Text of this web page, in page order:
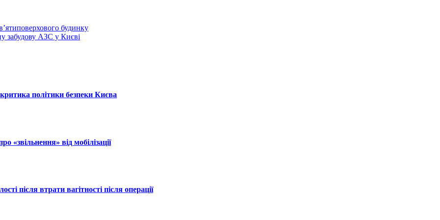
будинку
забудову АЗС у Києві
критика політики безпеки Києва
«звільнення» від мобілізації
після втрати вагітності після операції